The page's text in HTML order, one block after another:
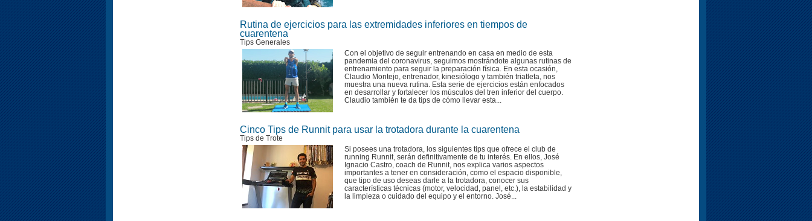
Rutina de ejercicios para las extremidades inferiores en tiempos de
cuarentena
Tips Generales
Con el objetivo de seguir entrenando en casa en medio de esta
pandemia del coronavirus, seguimos mostrándote algunas rutinas de
entrenamiento para seguir la preparación física. En esta ocasión,
Claudio Montejo, entrenador, kinesiólogo y también triatleta, nos
muestra una nueva rutina. Esta serie de ejercicios están enfocados
en desarrollar y fortalecer los músculos del tren inferior del cuerpo.
Claudio también te da tips de cómo llevar esta...
Cinco Tips de Runnit para usar la trotadora durante la cuarentena
Tips de Trote
Si posees una trotadora, los siguientes tips que ofrece el club de
running Runnit, serán definitivamente de tu interés. En ellos, José
Ignacio Castro, coach de Runnit, nos explica varios aspectos
importantes a tener en consideración, como el espacio disponible,
que tipo de uso deseas darle a la trotadora, conocer sus
características técnicas (motor, velocidad, panel, etc.), la estabilidad y
la limpieza o cuidado del equipo y el entorno. José...